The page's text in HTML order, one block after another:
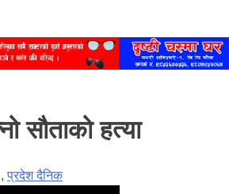
सौताको हत्या
,प्रदेश दैनिक